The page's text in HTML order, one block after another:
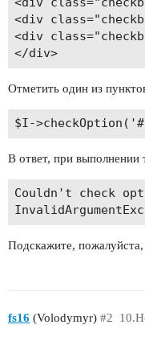
<div
<div
</div>
Отметить один из
В ответ, при выполнении
Couldn't check
Подскажите,
fs16 (Volodymyr) #2